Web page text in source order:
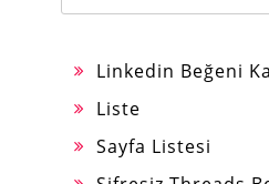
Linkedin Beğeni
Liste
Sayfa Listesi